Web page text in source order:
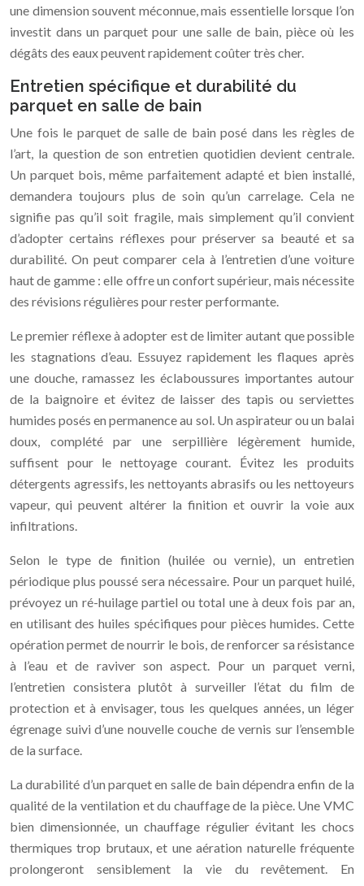
une dimension souvent méconnue, mais essentielle lorsque l’on
investit dans un parquet pour une salle de bain, pièce où les
dégâts des eaux peuvent rapidement coûter très cher.
Entretien spécifique et durabilité du
parquet en salle de bain
Une fois le parquet de salle de bain posé dans les règles de
l’art, la question de son entretien quotidien devient centrale.
Un parquet bois, même parfaitement adapté et bien installé,
demandera toujours plus de soin qu’un carrelage. Cela ne
signifie pas qu’il soit fragile, mais simplement qu’il convient
d’adopter certains réflexes pour préserver sa beauté et sa
durabilité. On peut comparer cela à l’entretien d’une voiture
haut de gamme : elle offre un confort supérieur, mais nécessite
des révisions régulières pour rester performante.
Le premier réflexe à adopter est de limiter autant que possible
les stagnations d’eau. Essuyez rapidement les flaques après
une douche, ramassez les éclaboussures importantes autour
de la baignoire et évitez de laisser des tapis ou serviettes
humides posés en permanence au sol. Un aspirateur ou un balai
doux, complété par une serpillière légèrement humide,
suffisent pour le nettoyage courant. Évitez les produits
détergents agressifs, les nettoyants abrasifs ou les nettoyeurs
vapeur, qui peuvent altérer la finition et ouvrir la voie aux
infiltrations.
Selon le type de finition (huilée ou vernie), un entretien
périodique plus poussé sera nécessaire. Pour un parquet huilé,
prévoyez un ré-huilage partiel ou total une à deux fois par an,
en utilisant des huiles spécifiques pour pièces humides. Cette
opération permet de nourrir le bois, de renforcer sa résistance
à l’eau et de raviver son aspect. Pour un parquet verni,
l’entretien consistera plutôt à surveiller l’état du film de
protection et à envisager, tous les quelques années, un léger
égrenage suivi d’une nouvelle couche de vernis sur l’ensemble
de la surface.
La durabilité d’un parquet en salle de bain dépendra enfin de la
qualité de la ventilation et du chauffage de la pièce. Une VMC
bien dimensionnée, un chauffage régulier évitant les chocs
thermiques trop brutaux, et une aération naturelle fréquente
prolongeront sensiblement la vie du revêtement. En